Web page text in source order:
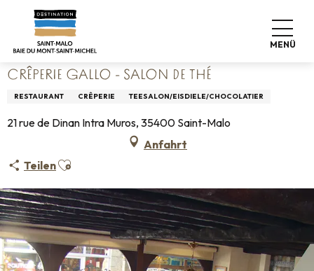
contenu
MENÜ
Startseite
Wo man essen kann
Restaurants
CRÊPERIE GALLO - SALON DE THÉ
RESTAURANT CRÊPERIE TEESALON/EISDIELE/CHOCOLATIER
21 rue de Dinan Intra Muros, 35400 Saint-Malo
Anfahrt
TeilenAjouter aux favoris